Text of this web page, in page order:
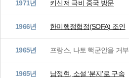
1971년 키신저 극비 중국 방문
1966년 한미행정협정(SOFA) 조인
1965년 프랑스, 나토 핵군안을 거부
1965년 남정현, 소설 ‘분지’로 구속